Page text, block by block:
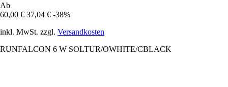
Ab
60,00 € 37,04 € -38%
inkl. MwSt. zzgl. Versandkosten
RUNFALCON 6 W SOLTUR/OWHITE/CBLACK